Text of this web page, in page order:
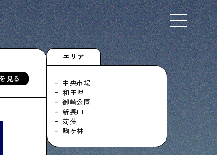
Select Language▼
下町くらし不動産
物件情報やリノベーション事例を紹介します
見る
エリア
中央市場
和田岬
御崎公園
新長田
苅藻
駒ケ林